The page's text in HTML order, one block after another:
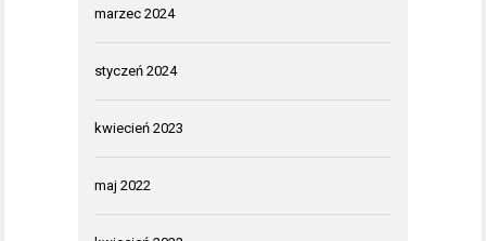
marzec 2024
styczeń 2024
kwiecień 2023
maj 2022